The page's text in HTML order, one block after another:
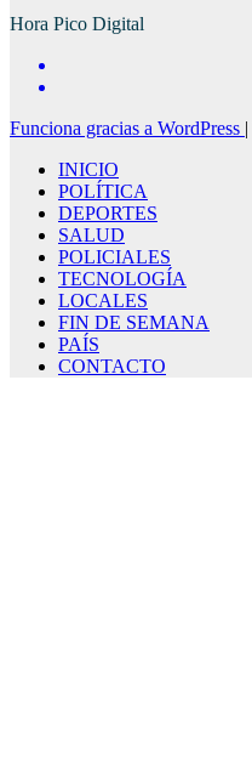
Hora Pico Digital
Funciona gracias a WordPress |
INICIO
POLÍTICA
DEPORTES
SALUD
POLICIALES
TECNOLOGÍA
LOCALES
FIN DE SEMANA
PAÍS
CONTACTO